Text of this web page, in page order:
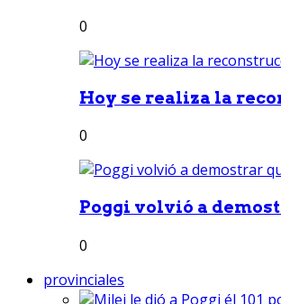
0
Hoy se realiza la
0
Poggi volvió a
0
provinciales